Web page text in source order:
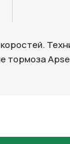
тормоза